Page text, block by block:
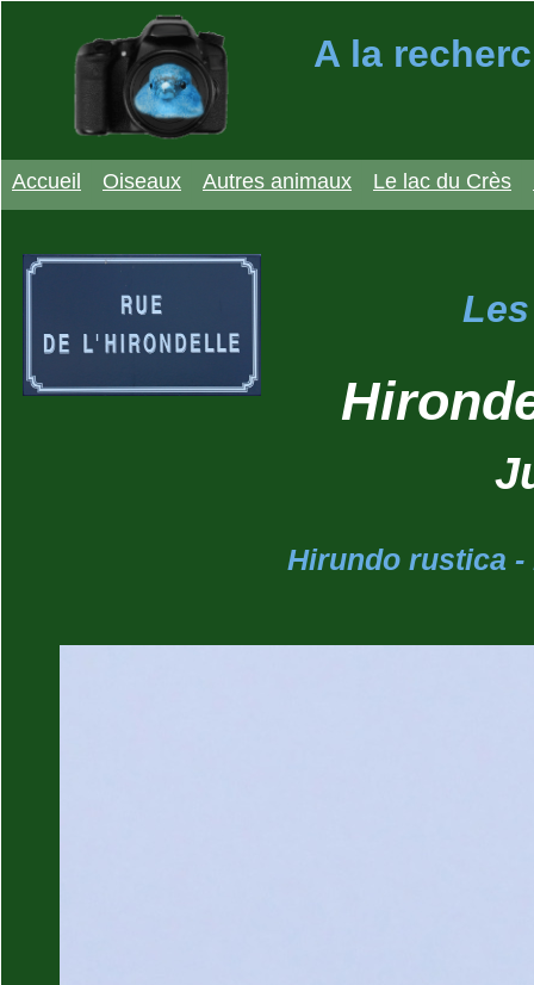
A la
Accueil Oiseaux Autres animaux Le lac du Crès
Hirundo rustica